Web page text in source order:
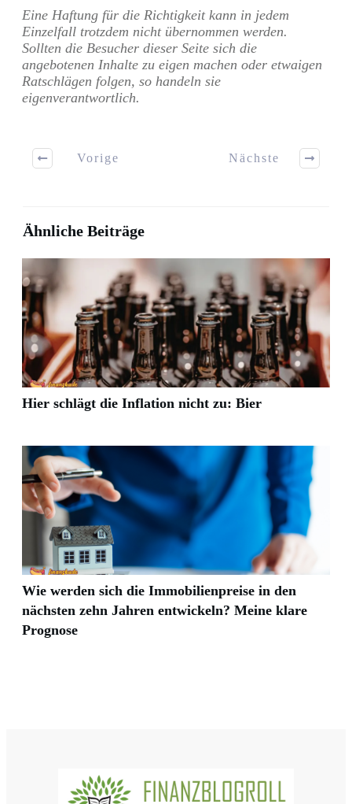
Eine Haftung für die Richtigkeit kann in jedem
Einzelfall trotzdem nicht übernommen werden.
Sollten die Besucher dieser Seite sich die
angebotenen Inhalte zu eigen machen oder etwaigen
Ratschlägen folgen, so handeln sie
eigenverantwortlich.
Vorige Nächste
Ähnliche Beiträge
Hier schlägt die Inflation nicht zu: Bier
Wie werden sich die Immobilienpreise in den
nächsten zehn Jahren entwickeln? Meine klare
Prognose